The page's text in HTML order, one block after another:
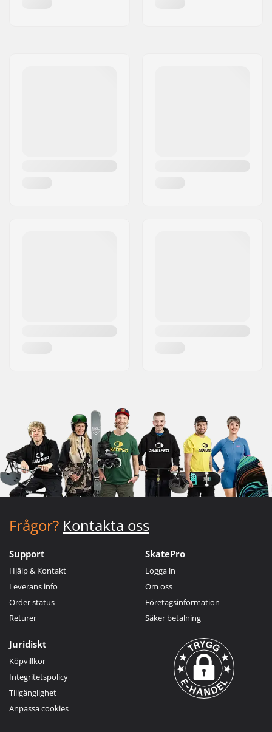
Frågor? Kontakta oss
Support
Hjälp & Kontakt
Leverans info
Order status
Returer
SkatePro
Logga in
Om oss
Företagsinformation
Säker betalning
Juridiskt
Köpvillkor
Integritetspolicy
Tillgänglighet
Anpassa cookies